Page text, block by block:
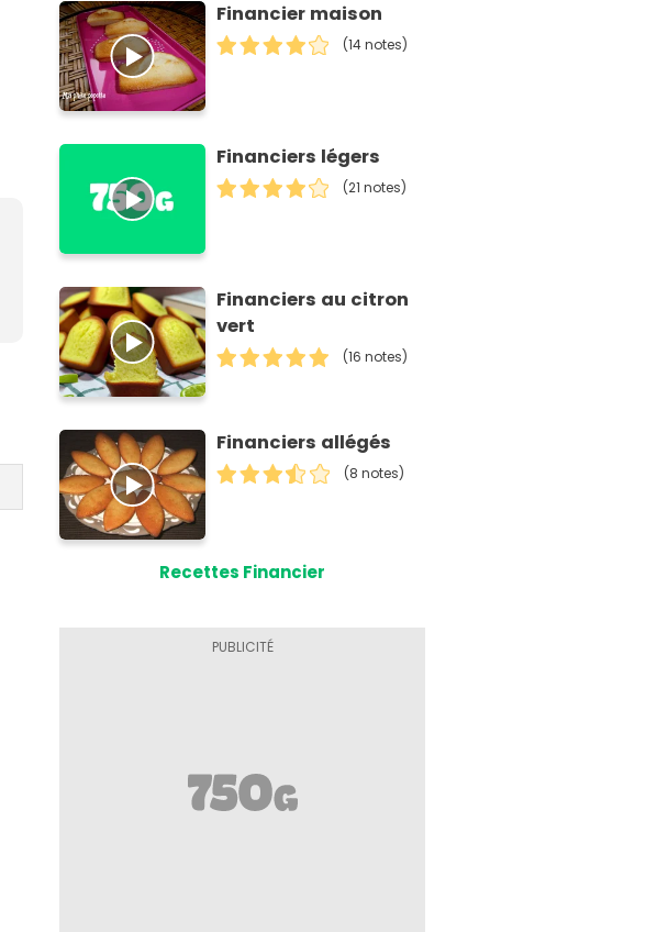
Financier maison
(14 notes)
Financiers légers
(21 notes)
Financiers au citron
vert
(16 notes)
Financiers allégés
(8 notes)
Recettes Financier